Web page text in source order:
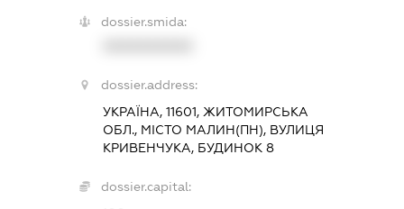
dossier.smida:
dossier.address:
УКРАЇНА, 11601, ЖИТОМИРСЬКА
ОБЛ., МІСТО МАЛИН(ПН), ВУЛИЦЯ
КРИВЕНЧУКА, БУДИНОК 8
dossier.capital: